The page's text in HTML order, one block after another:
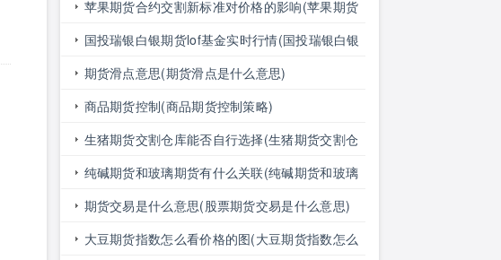
内盘吗)
苹果期货合约交割新标准对价格的影响(苹果期货
合约交割新标准对价格的影响有哪些)
国投瑞银白银期货lof基金实时行情(国投瑞银白银
期货lof基金实时行情怎么样)
期货滑点意思(期货滑点是什么意思)
商品期货控制(商品期货控制策略)
生猪期货交割仓库能否自行选择(生猪期货交割仓
库能否自行选择仓位)
纯碱期货和玻璃期货有什么关联(纯碱期货和玻璃
期货有什么关联吗)
期货交易是什么意思(股票期货交易是什么意思)
大豆期货指数怎么看价格的图(大豆期货指数怎么